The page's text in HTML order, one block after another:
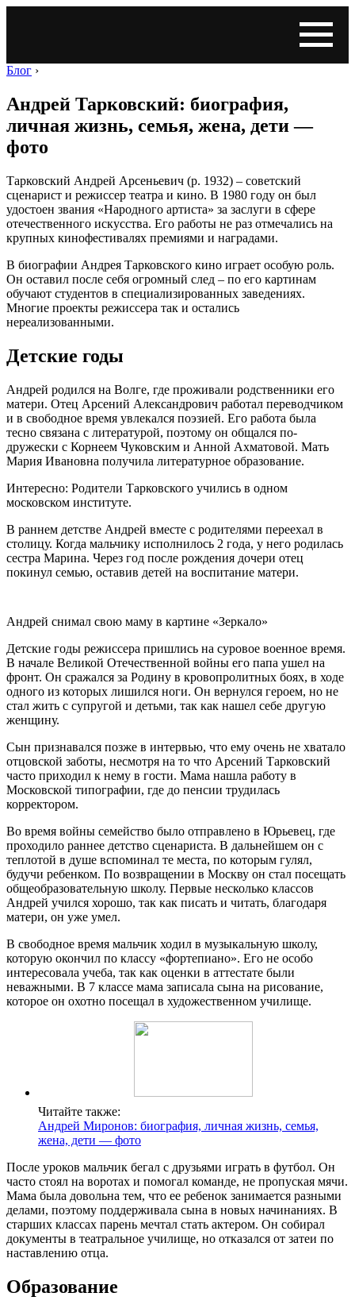
Блог ›
Андрей Тарковский: биография,
личная жизнь, семья, жена, дети —
фото
Тарковский Андрей Арсеньевич (р. 1932) – советский
сценарист и режиссер театра и кино. В 1980 году он был
удостоен звания «Народного артиста» за заслуги в сфере
отечественного искусства. Его работы не раз отмечались на
крупных кинофестивалях премиями и наградами.
В биографии Андрея Тарковского кино играет особую роль.
Он оставил после себя огромный след – по его картинам
обучают студентов в специализированных заведениях.
Многие проекты режиссера так и остались
нереализованными.
Детские годы
Андрей родился на Волге, где проживали родственники его
матери. Отец Арсений Александрович работал переводчиком
и в свободное время увлекался поэзией. Его работа была
тесно связана с литературой, поэтому он общался по-
дружески с Корнеем Чуковским и Анной Ахматовой. Мать
Мария Ивановна получила литературное образование.
Интересно: Родители Тарковского учились в одном
московском институте.
В раннем детстве Андрей вместе с родителями переехал в
столицу. Когда мальчику исполнилось 2 года, у него родилась
сестра Марина. Через год после рождения дочери отец
покинул семью, оставив детей на воспитание матери.
Андрей снимал свою маму в картине «Зеркало»
Детские годы режиссера пришлись на суровое военное время.
В начале Великой Отечественной войны его папа ушел на
фронт. Он сражался за Родину в кровопролитных боях, в ходе
одного из которых лишился ноги. Он вернулся героем, но не
стал жить с супругой и детьми, так как нашел себе другую
женщину.
Сын признавался позже в интервью, что ему очень не хватало
отцовской заботы, несмотря на то что Арсений Тарковский
часто приходил к нему в гости. Мама нашла работу в
Московской типографии, где до пенсии трудилась
корректором.
Во время войны семейство было отправлено в Юрьевец, где
проходило раннее детство сценариста. В дальнейшем он с
теплотой в душе вспоминал те места, по которым гулял,
будучи ребенком. По возвращении в Москву он стал посещать
общеобразовательную школу. Первые несколько классов
Андрей учился хорошо, так как писать и читать, благодаря
матери, он уже умел.
В свободное время мальчик ходил в музыкальную школу,
которую окончил по классу «фортепиано». Его не особо
интересовала учеба, так как оценки в аттестате были
неважными. В 7 классе мама записала сына на рисование,
которое он охотно посещал в художественном училище.
Читайте также:
Андрей Миронов: биография, личная жизнь, семья,
жена, дети — фото
После уроков мальчик бегал с друзьями играть в футбол. Он
часто стоял на воротах и помогал команде, не пропуская мячи.
Мама была довольна тем, что ее ребенок занимается разными
делами, поэтому поддерживала сына в новых начинаниях. В
старших классах парень мечтал стать актером. Он собирал
документы в театральное училище, но отказался от затеи по
наставлению отца.
Образование